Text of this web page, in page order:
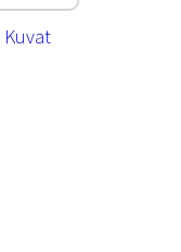
Kuvat